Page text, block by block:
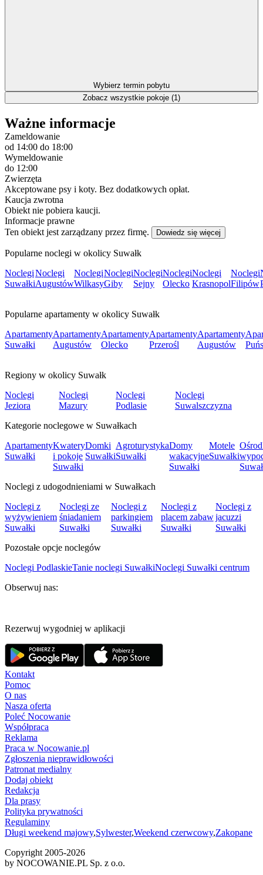
Wybierz termin pobytu
Zobacz wszystkie pokoje (1)
Ważne informacje
Zameldowanie
od 14:00 do 18:00
Wymeldowanie
do 12:00
Zwierzęta
Akceptowane psy i koty. Bez dodatkowych opłat.
Kaucja zwrotna
Obiekt nie pobiera kaucji.
Informacje prawne
Ten obiekt jest zarządzany przez firmę.
Dowiedz się więcej
Popularne noclegi w okolicy Suwałk
Noclegi
Suwałki
Noclegi
Augustów
Noclegi
Wilkasy
Noclegi
Giby
Noclegi
Sejny
Noclegi
Olecko
Noclegi
Krasnopol
Noclegi
Filipów
Popularne apartamenty w okolicy Suwałk
Apartamenty
Suwałki
Apartamenty
Augustów
Apartamenty
Olecko
Apartamenty
Przerośl
Apartamenty
Augustów
Regiony w okolicy Suwałk
Noclegi
Jeziora
Noclegi
Mazury
Noclegi
Podlasie
Noclegi
Suwalszczyzna
Kategorie noclegowe w Suwałkach
Apartamenty
Suwałki
Kwatery
i pokoje
Suwałki
Domki
Suwałki
Agroturystyka
Suwałki
Domy
wakacyjne
Suwałki
Motele
Suwałki
Noclegi z udogodnieniami w Suwałkach
Noclegi z
wyżywieniem
Suwałki
Noclegi ze
śniadaniem
Suwałki
Noclegi z
parkingiem
Suwałki
Noclegi z
placem zabaw
Suwałki
Noclegi z
jacuzzi
Suwałki
Pozostałe opcje noclegów
Noclegi PodlaskieTanie noclegi SuwałkiNoclegi Suwałki centrum
Obserwuj nas:
Rezerwuj wygodniej w aplikacji
Kontakt
Pomoc
O nas
Nasza oferta
Poleć Nocowanie
Współpraca
Reklama
Praca w Nocowanie.pl
Zgłoszenia nieprawidłowości
Patronat medialny
Dodaj obiekt
Redakcja
Dla prasy
Polityka prywatności
Regulaminy
Długi weekend majowy,Sylwester,Weekend czerwcowy,Zakopane
Copyright 2005-2026
by NOCOWANIE.PL Sp. z o.o.